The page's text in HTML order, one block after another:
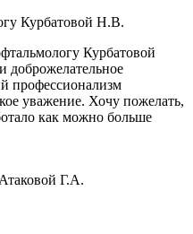
Курбатовой Н.В.
Курбатовой
доброжелательное
профессионализм
уважение. Хочу пожелать,
как можно больше
Г.А.